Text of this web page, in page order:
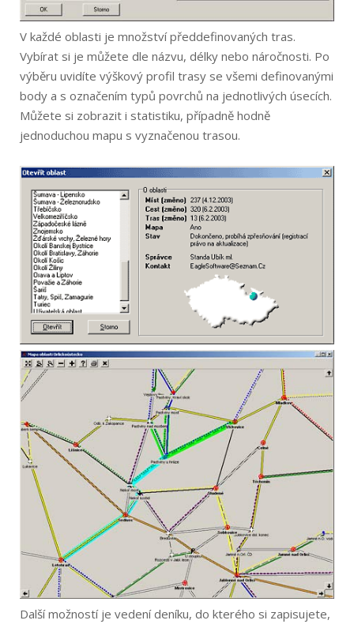
V každé oblasti je množství předdefinovaných tras.
Vybírat si je můžete dle názvu, délky nebo náročnosti. Po
výběru uvidíte výškový profil trasy se všemi definovanými
body a s označením typů povrchů na jednotlivých úsecích.
Můžete si zobrazit i statistiku, případně hodně
jednoduchou mapu s vyznačenou trasou.
Další možností je vedení deníku, do kterého si zapisujete,